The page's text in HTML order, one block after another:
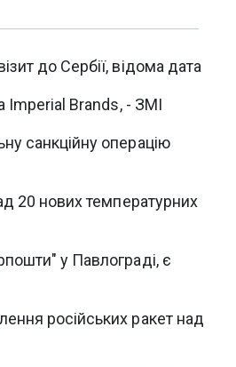
до Сербії, відома дата
Imperial Brands, - ЗМІ
санкційну операцію
20 нових температурних
у Павлограді, є
російських ракет над